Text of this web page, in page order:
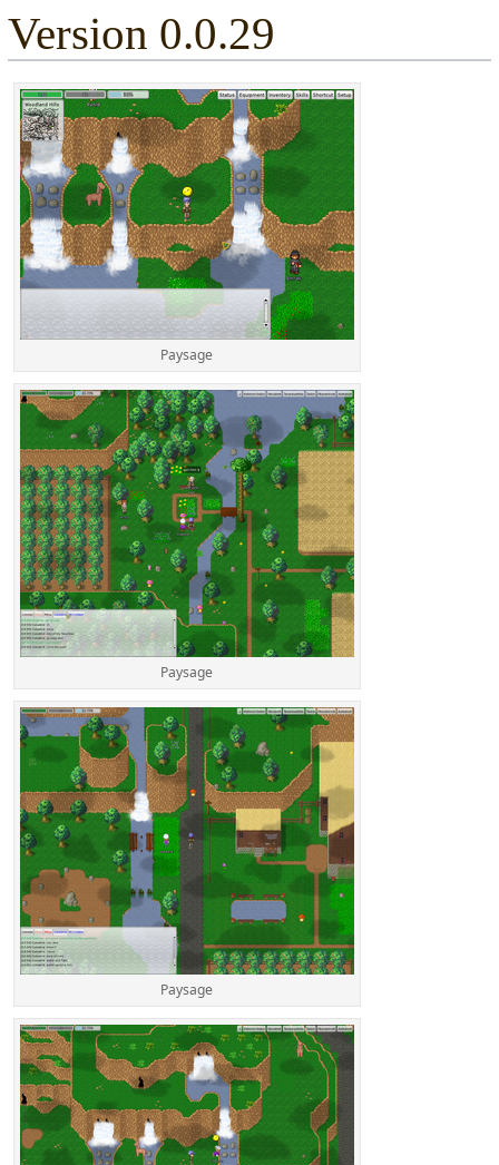
Version 0.0.29
Paysage
Paysage
Paysage